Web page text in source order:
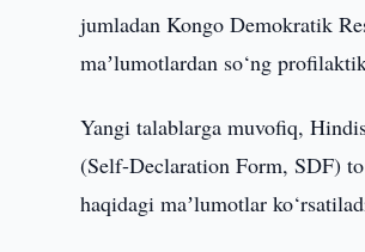
jumladan Kongo Demokratik
maʼlumotlardan so‘ng
Yangi talablarga muvofiq,
(Self-Declaration Form, SDF)
haqidagi maʼlumotlar